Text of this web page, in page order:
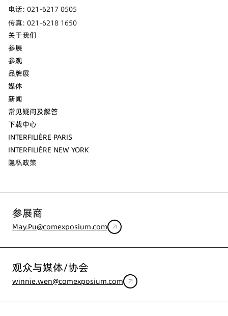
参展商
May.Pu@comexposium.com
观众与媒体/协会
winnie.wen@comexposium.com
电话: 021-6217 0505
传真: 021-6218 1650
关于我们
参展
参观
品牌展
媒体
新闻
常见疑问及解答
下载中心
INTERFILIÈRE PARIS
INTERFILIÈRE NEW YORK
隐私政策